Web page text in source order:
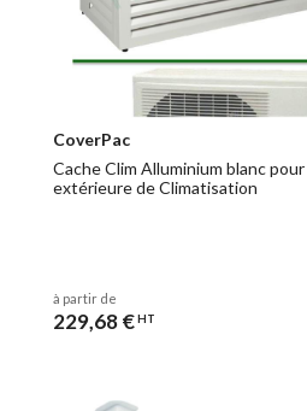
CoverPac
Cache Clim Alluminium blanc
extérieure de Climatisation
à partir de
229,68 €HT